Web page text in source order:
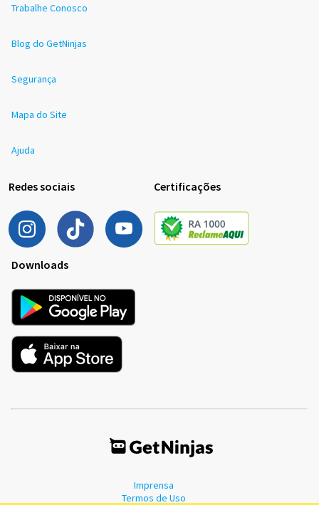
Trabalhe Conosco
Blog do GetNinjas
Segurança
Mapa do Site
Ajuda
Redes sociais Certificações
Downloads
Imprensa
Termos de Uso